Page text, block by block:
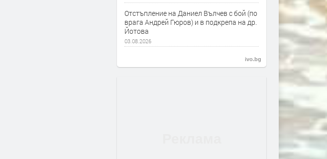
Отстъпление на Даниел Вълчев с бой (по
врага Андрей Гюров) и в подкрепа на др.
Йотова
03.08.2026
ivo.bg